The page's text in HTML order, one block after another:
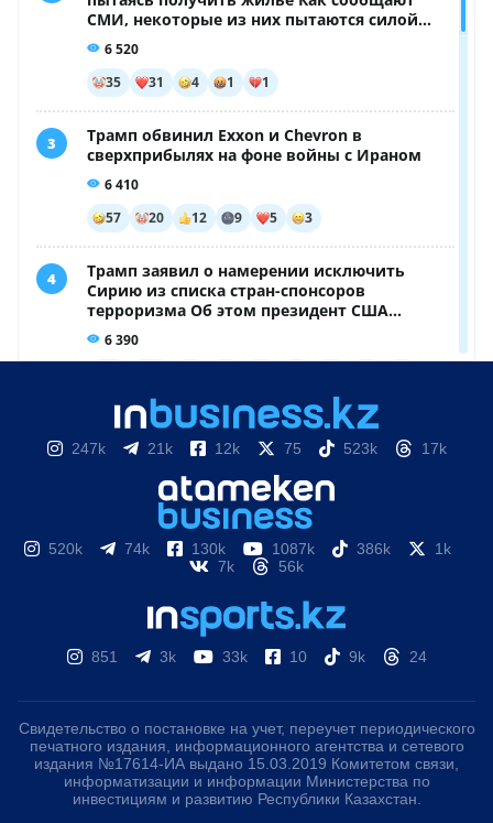
247k 21k 12k 75 523k 17k
520k 74k 130k 1087k 386k
1k
7k
56k
851 3k 33k 10 9k 24
Свидетельство о постановке на учет, переучет периодического
печатного издания, информационного агентства и сетевого
издания №17614-ИА выдано 15.03.2019 Комитетом связи,
информатизации и информации Министерства по
инвестициям и развитию Республики Казахстан.